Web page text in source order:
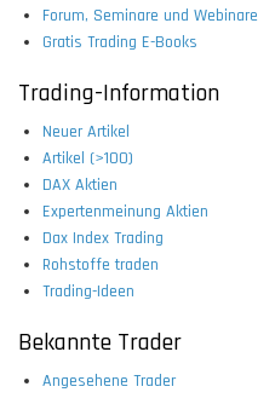
Forum, Seminare und Webinare
Gratis Trading E-Books
Trading-Information
Neuer Artikel
Artikel (>100)
DAX Aktien
Expertenmeinung Aktien
Dax Index Trading
Rohstoffe traden
Trading-Ideen
Bekannte Trader
Angesehene Trader